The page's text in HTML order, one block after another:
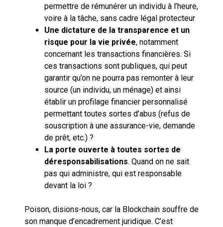
permettre de rémunérer un individu à l’heure,
voire à la tâche, sans cadre légal protecteur
Une dictature de la transparence et un
risque pour la vie privée, notamment
concernant les transactions financières. Si
ces transactions sont publiques, qui peut
garantir qu’on ne pourra pas remonter à leur
source (un individu, un ménage) et ainsi
établir un profilage financier personnalisé
permettant toutes sortes d’abus (refus de
souscription à une assurance-vie, demande
de prêt, etc.) ?
La porte ouverte à toutes sortes de
déresponsabilisations. Quand on ne sait
pas qui administre, qui est responsable
devant la loi ?
Poison, disions-nous, car la Blockchain souffre de
son manque d’encadrement juridique. C’est